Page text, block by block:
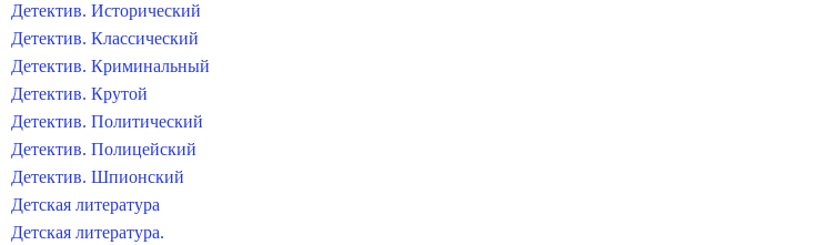
Детектив. Исторический
Детектив. Классический
Детектив. Криминальный
Детектив. Крутой
Детектив. Политический
Детектив. Полицейский
Детектив. Шпионский
Детская литература
Детская литература.